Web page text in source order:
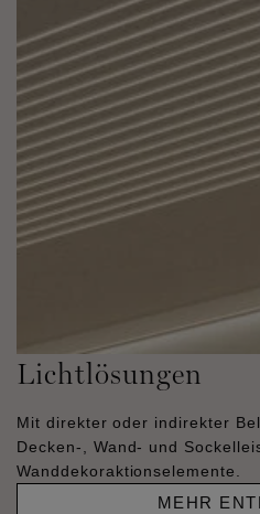
Lichtlösungen
Mit direkter oder indirekter
Decken-, Wand- und
Wanddekoraktionselemente.
MEHR